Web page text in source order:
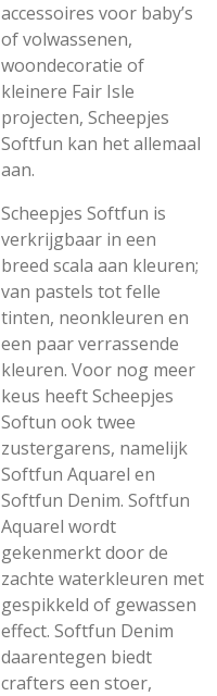
accessoires voor baby’s
of volwassenen,
woondecoratie of
kleinere Fair Isle
projecten, Scheepjes
Softfun kan het allemaal
aan.
Scheepjes Softfun is
verkrijgbaar in een
breed scala aan kleuren;
van pastels tot felle
tinten, neonkleuren en
een paar verrassende
kleuren. Voor nog meer
keus heeft Scheepjes
Softun ook twee
zustergarens, namelijk
Softfun Aquarel en
Softfun Denim. Softfun
Aquarel wordt
gekenmerkt door de
zachte waterkleuren met
gespikkeld of gewassen
effect. Softfun Denim
daarentegen biedt
crafters een stoer,